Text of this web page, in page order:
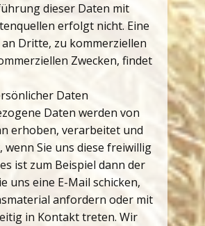
dieser Daten mit
erfolgt nicht. Eine
Dritte, zu kommerziellen
Zwecken, findet
Daten
Daten werden von
erhoben, verarbeitet und
wenn Sie uns diese freiwillig
ist zum Beispiel dann der
uns eine E-Mail schicken,
anfordern oder mit
in Kontakt treten. Wir